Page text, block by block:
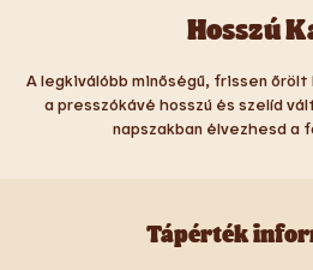
Hosszú
A legkiválóbb minőségű, frissen
a presszókávé hosszú és szelíd
napszakban élvezhesd a
Tápérték